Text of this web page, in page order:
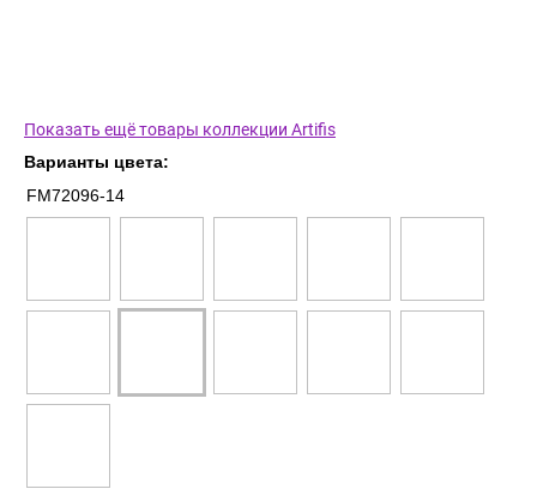
Показать ещё товары коллекции Artifis
Варианты цвета:
FM72096-14